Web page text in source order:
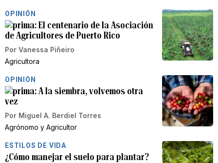
OPINIÓN
El centenario de la Asociación
de Agricultores de Puerto Rico
Por Vanessa Piñeiro
Agricultora
OPINIÓN
A la siembra, volvemos otra
vez
Por Miguel A. Berdiel Torres
Agrónomo y Agricultor
ESTILOS DE VIDA
¿Cómo manejar el suelo para plantar?